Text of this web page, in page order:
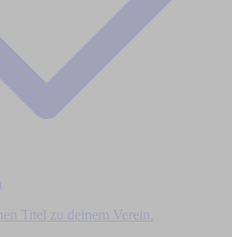
Titel zu deinem Verein.